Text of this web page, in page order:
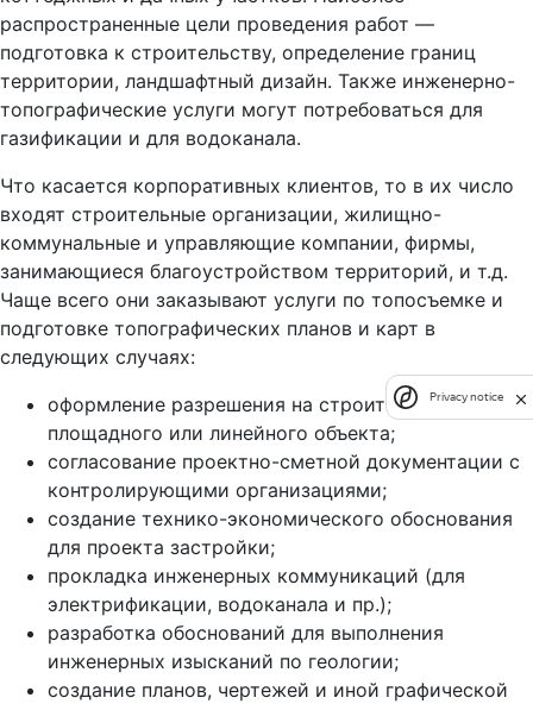
распространенные цели проведения работ —
подготовка к строительству, определение границ
территории, ландшафтный дизайн. Также инженерно-
топографические услуги могут потребоваться для
газификации и для водоканала.
Что касается корпоративных клиентов, то в их число
входят строительные организации, жилищно-
коммунальные и управляющие компании, фирмы,
занимающиеся благоустройством территорий, и т.д.
Чаще всего они заказывают услуги по топосъемке и
подготовке топографических планов и карт в
следующих случаях:
оформление разрешения на строительство
площадного или линейного объекта;
согласование проектно-сметной документации с
контролирующими организациями;
создание технико-экономического обоснования
для проекта застройки;
прокладка инженерных коммуникаций (для
электрификации, водоканала и пр.);
разработка обоснований для выполнения
инженерных изысканий по геологии;
создание планов, чертежей и иной графической
Privacy notice